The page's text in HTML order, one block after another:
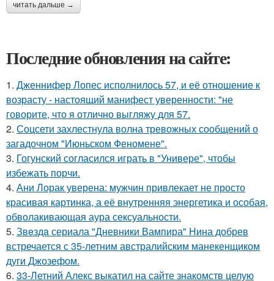
читать дальше →
Последние обновления на сайте:
1. Дженнифер Лопес исполнилось 57, и её отношение к
возрасту - настоящий манифест уверенности: "не
говорите, что я отлично выгляжу для 57.
2. Соцсети захлестнула волна тревожных сообщений о
загадочном "Июньском Феномене".
3. Гогунский согласился играть в "Универе", чтобы
избежать порчи.
4. Ани Лорак уверена: мужчин привлекает не просто
красивая картинка, а её внутренняя энергетика и особая,
обволакивающая аура сексуальности.
5. Звeздa сериала "Дневники Вампира" Нина добрев
встречается с 35-летним австралийским манекенщиком
дуги Джозефом.
6. 33-Летний Алекс выкатил на сайте знакомств целую